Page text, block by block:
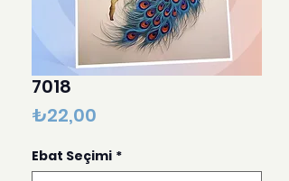
7018
₺22,00
Ebat Seçimi *